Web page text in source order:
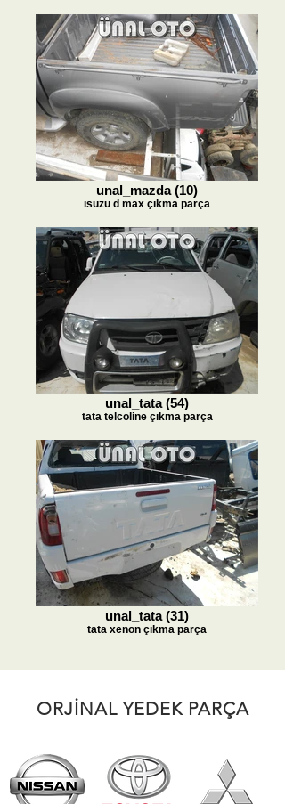
unal_mazda (10)
ısuzu d max çıkma parça
unal_tata (54)
tata telcoline çıkma parça
unal_tata (31)
tata xenon çıkma parça
ORJİNAL YEDEK PARÇA